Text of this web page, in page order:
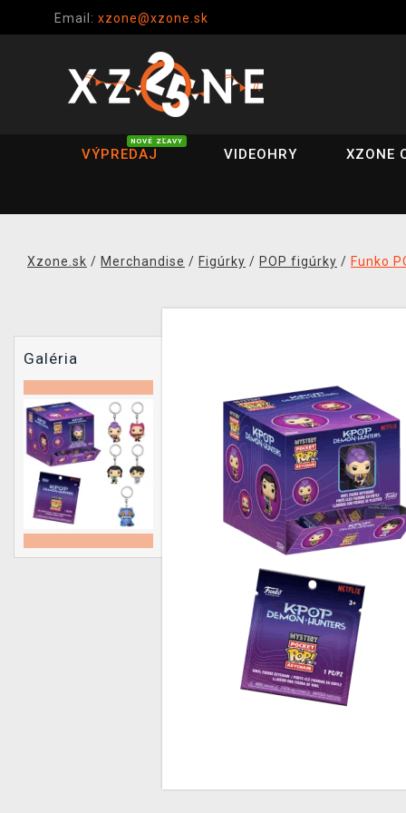
Email: xzone@xzone.sk
VÝPREDAJ
NOVÉ ZĽAVY
VIDEOHRY XZONE
Xzone.sk / Merchandise / Figúrky / POP figúrky / Funko
Galéria